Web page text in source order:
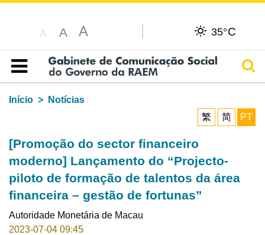
A A A 35°C
Índice
Início
Notícias
繁
简 PT
[Promoção do sector financeiro
moderno] Lançamento do “Projecto-
piloto de formação de talentos da área
financeira – gestão de fortunas”
Autoridade Monetária de Macau
2023-07-04 09:45